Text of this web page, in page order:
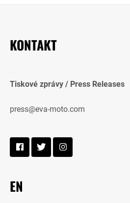
KONTAKT
Tiskové zprávy / Press Releases
press@eva-moto.com
EN